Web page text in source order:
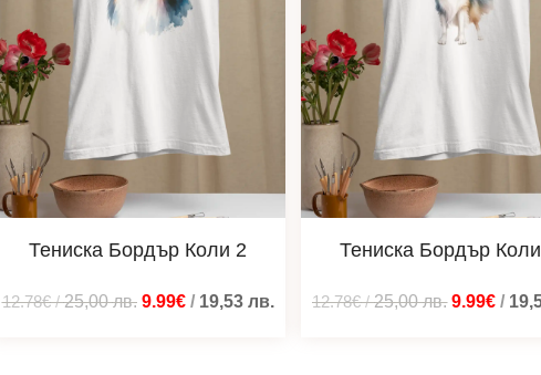
Тениска Бордър Коли 2
12.78€/25,00лв. 9.99€/ 19,53 лв.
Тениска Бордър
12.78€/25,00лв. 9.99€ /